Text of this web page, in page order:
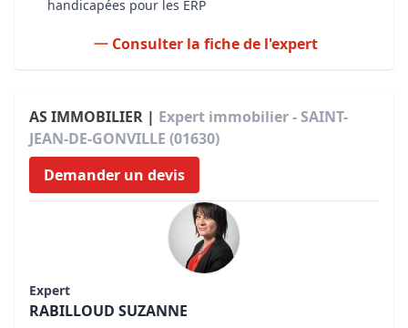
handicapées pour les ERP
Consulter la fiche de l'expert
AS IMMOBILIER | Expert immobilier - SAINT-
JEAN-DE-GONVILLE (01630)
Demander un devis
Expert
RABILLOUD SUZANNE